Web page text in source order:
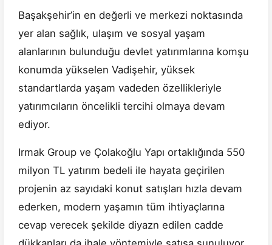
Başakşehir’in en değerli ve merkezi noktasında
yer alan sağlık, ulaşım ve sosyal yaşam
alanlarının bulunduğu devlet yatırımlarına komşu
konumda yükselen Vadişehir, yüksek
standartlarda yaşam vadeden özellikleriyle
yatırımcıların öncelikli tercihi olmaya devam
ediyor.
Irmak Group ve Çolakoğlu Yapı ortaklığında 550
milyon TL yatırım bedeli ile hayata geçirilen
projenin az sayıdaki konut satışları hızla devam
ederken, modern yaşamın tüm ihtiyaçlarına
cevap verecek şekilde diyazn edilen cadde